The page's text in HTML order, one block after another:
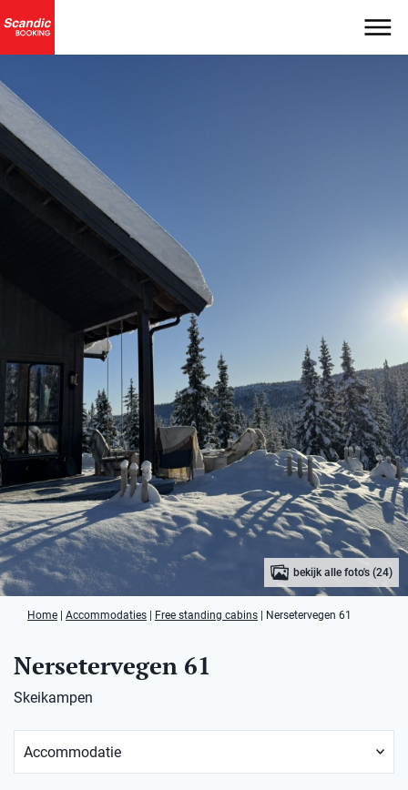
bekijk alle foto's (24)
Home Accommodaties Free standing cabins Nersetervegen 61
Nersetervegen 61
Skeikampen